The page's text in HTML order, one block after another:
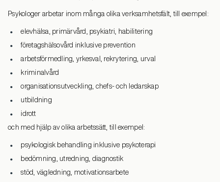
Psykologer arbetar inom många olika verksamhetsfält, till exempel:
elevhälsa, primärvård, psykiatri, habilitering
företagshälsovård inklusive prevention
arbetsförmedling, yrkesval, rekrytering, urval
kriminalvård
organisationsutveckling, chefs- och ledarskap
utbildning
idrott
och med hjälp av olika arbetssätt, till exempel:
psykologisk behandling inklusive psykoterapi
bedömning, utredning, diagnostik
stöd, vägledning, motivationsarbete